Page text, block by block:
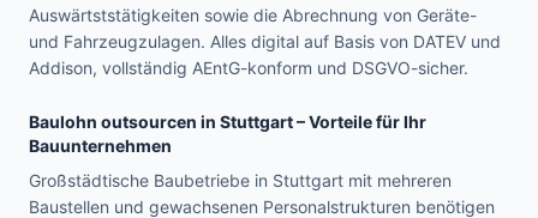
Auswärtststätigkeiten sowie die Abrechnung von Geräte-
und Fahrzeugzulagen. Alles digital auf Basis von DATEV und
Addison, vollständig AEntG-konform und DSGVO-sicher.
Baulohn outsourcen in Stuttgart– Vorteile für Ihr
Bauunternehmen
Großstädtische Baubetriebe in Stuttgart mit mehreren
Baustellen und gewachsenen Personalstrukturen benötigen